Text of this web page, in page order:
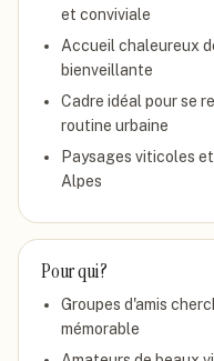
et conviviale
Accueil chaleureux
bienveillante
Cadre idéal pour se
routine urbaine
Paysages viticoles
Alpes
Pour qui ?
Groupes d'amis
mémorable